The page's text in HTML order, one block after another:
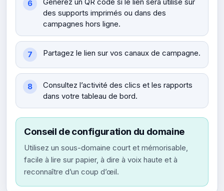
des supports imprimés ou dans des
campagnes hors ligne.
Partagez le lien sur vos canaux de campagne.
Consultez l’activité des clics et les rapports
dans votre tableau de bord.
Conseil de configuration du domaine
Utilisez un sous-domaine court et mémorisable,
facile à lire sur papier, à dire à voix haute et à
reconnaître d’un coup d’œil.